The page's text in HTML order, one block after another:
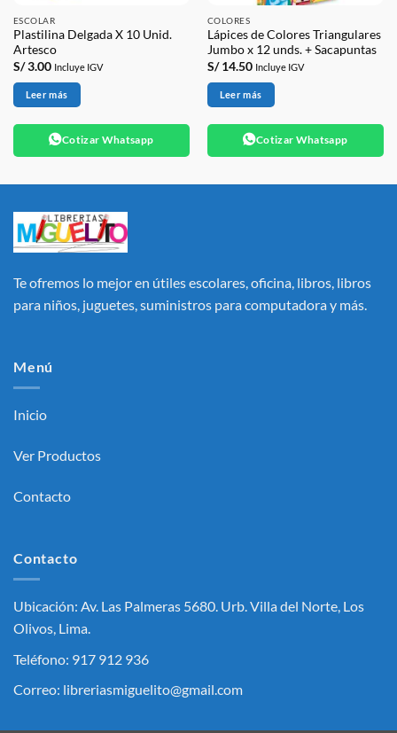
ESCOLAR
Plastilina Delgada X 10 Unid.
Artesco
S/3.00 Incluye IGV
Leer más
Cotizar Whatsapp
COLORES
Lápices de Colores Triangulares
Jumbo x 12 unds. + Sacapuntas
S/14.50 Incluye IGV
Leer más
Cotizar Whatsapp
Te ofremos lo mejor en útiles escolares, oficina, libros, libros
para niños, juguetes, suministros para computadora y más.
Menú
Inicio
Ver Productos
Contacto
Contacto
Ubicación: Av. Las Palmeras 5680. Urb. Villa del Norte, Los
Olivos, Lima.
Teléfono: 917 912 936
Correo: libreriasmiguelito@gmail.com